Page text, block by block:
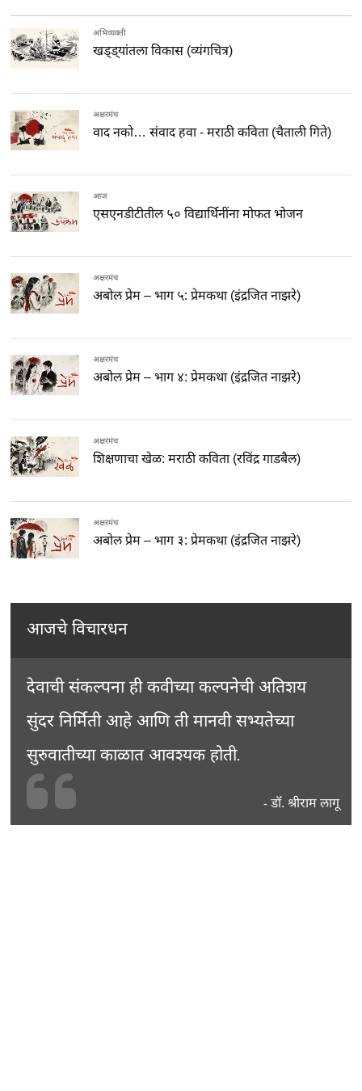
अभिव्यक्ती
खड्ड्यांतला विकास (व्यंगचित्र)
अक्षरमंच
वाद नको… संवाद हवा - मराठी कविता (चैताली गिते)
आज
एसएनडीटीतील ५० विद्यार्थिनींना मोफत भोजन
अक्षरमंच
अबोल प्रेम – भाग ५: प्रेमकथा (इंद्रजित नाझरे)
अक्षरमंच
अबोल प्रेम – भाग ४: प्रेमकथा (इंद्रजित नाझरे)
अक्षरमंच
शिक्षणाचा खेळ: मराठी कविता (रविंद्र गाडबैल)
अक्षरमंच
अबोल प्रेम – भाग ३: प्रेमकथा (इंद्रजित नाझरे)
आजचे विचारधन
देवाची संकल्पना ही कवीच्या कल्पनेची अतिशय
सुंदर निर्मिती आहे आणि ती मानवी सभ्यतेच्या
सुरुवातीच्या काळात आवश्यक होती.
- डॉ. श्रीराम लागू